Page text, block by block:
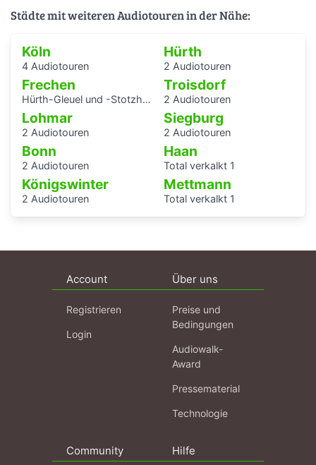
Städte mit weiteren Audiotouren in der Nähe:
Köln
4 Audiotouren
Hürth
2 Audiotouren
Frechen
Hürth-Gleuel und -Stotzheim
Troisdorf
2 Audiotouren
Lohmar
2 Audiotouren
Siegburg
2 Audiotouren
Bonn
2 Audiotouren
Haan
Total verkalkt 1
Königswinter
2 Audiotouren
Mettmann
Total verkalkt 1
Account
Registrieren
Login
Über uns
Preise und
Bedingungen
Audiowalk-
Award
Pressematerial
Technologie
Community Hilfe